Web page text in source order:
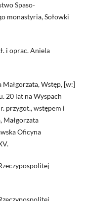
Spaso-
monastyria, Sołowki
i oprac. Aniela
Wstęp, [w:]
20 lat na Wyspach
przygot., wstępem i
Małgorzata
Oficyna